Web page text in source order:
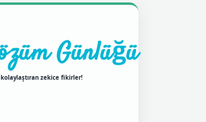
Günlüğü
kolaylaştıran zekice fikirler!